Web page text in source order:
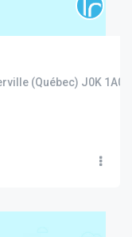
(Québec) J0K 1A0